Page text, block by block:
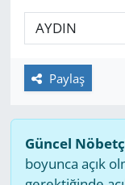
Paylaş
Güncel
boyunca açık
GÜNDEM
HABERDE
MAGAZİN